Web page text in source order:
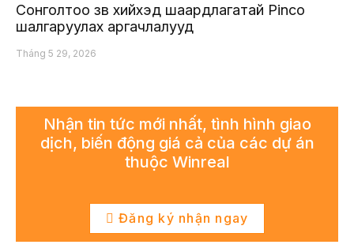
Сонголтоо зөв хийхэд шаардлагатай Pinco
шалгаруулах аргачлалууд
Tháng 5 29, 2026
Nhận tin tức mới nhất, tình hình giao
dịch, biến động giá cả của các dự án
thuộc Winreal
Đăng ký nhận ngay